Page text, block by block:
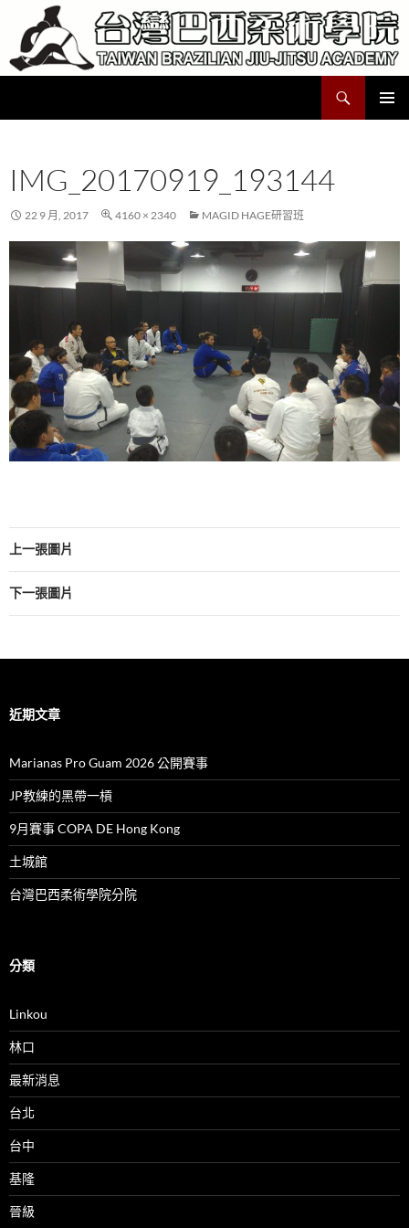
要
容
IMG_20170919_193144
22 9 月, 2017 4160 × 2340 MAGID HAGE研習班
上一張圖片
下一張圖片
近期文章
Marianas Pro Guam 2026 公開賽事
JP教練的黑帶一槓
9月賽事 COPA DE Hong Kong
土城館
台灣巴西柔術學院分院
分類
Linkou
林口
最新消息
台北
台中
基隆
晉級